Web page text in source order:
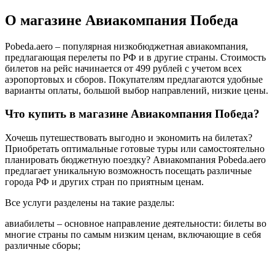
О магазине Авиакомпания Победа
Pobeda.aero – популярная низкобюджетная авиакомпания,
предлагающая перелеты по РФ и в другие страны. Стоимость
билетов на рейс начинается от 499 рублей с учетом всех
аэропортовых и сборов. Покупателям предлагаются удобные
варианты оплаты, большой выбор направлений, низкие цены.
Что купить в магазине Авиакомпания Победа?
Хочешь путешествовать выгодно и экономить на билетах?
Приобретать оптимальные готовые туры или самостоятельно
планировать бюджетную поездку? Авиакомпания Pobeda.aero
предлагает уникальную возможность посещать различные
города РФ и других стран по приятным ценам.
Все услуги разделены на такие разделы:
авиабилеты – основное направление деятельности: билеты во
многие страны по самым низким ценам, включающие в себя
различные сборы;